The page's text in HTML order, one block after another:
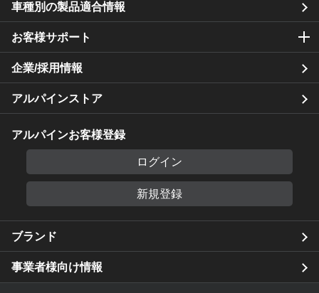
車種別の製品適合情報
お客様サポート
企業/採用情報
アルパインストア
アルパインお客様登録
ログイン
新規登録
ブランド
事業者様向け情報